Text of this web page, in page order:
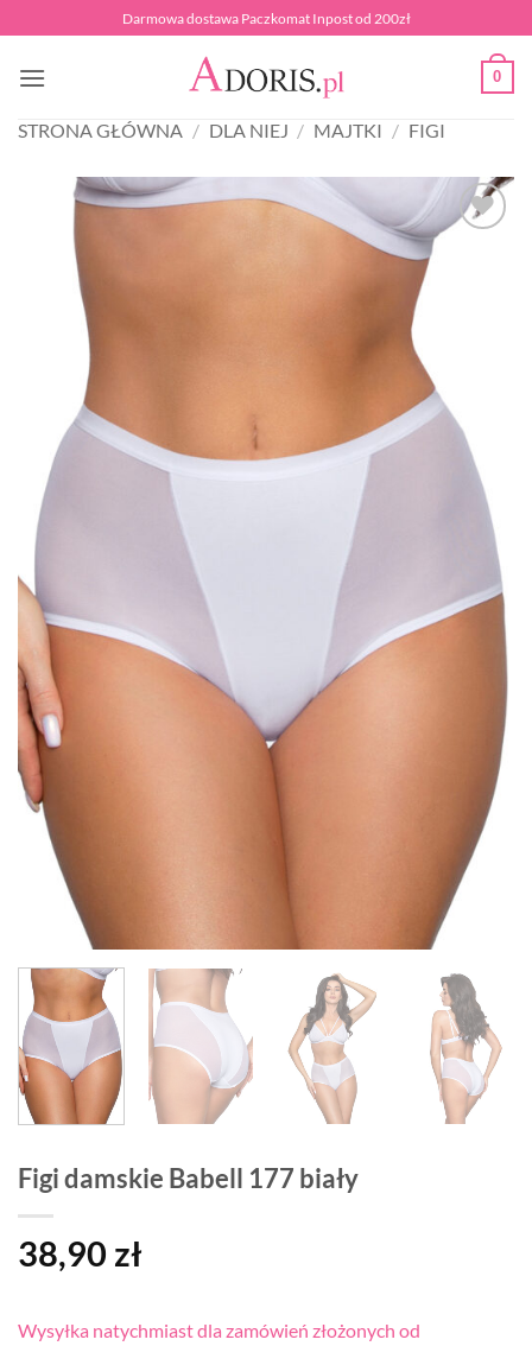
do
zawartości
Darmowa dostawa Paczkomat Inpost od 200zł
0
STRONA GŁÓWNA / DLA NIEJ / MAJTKI / FIGI
Figi damskie Babell 177 biały
38,90 zł
Wysyłka natychmiast dla zamówień złożonych od